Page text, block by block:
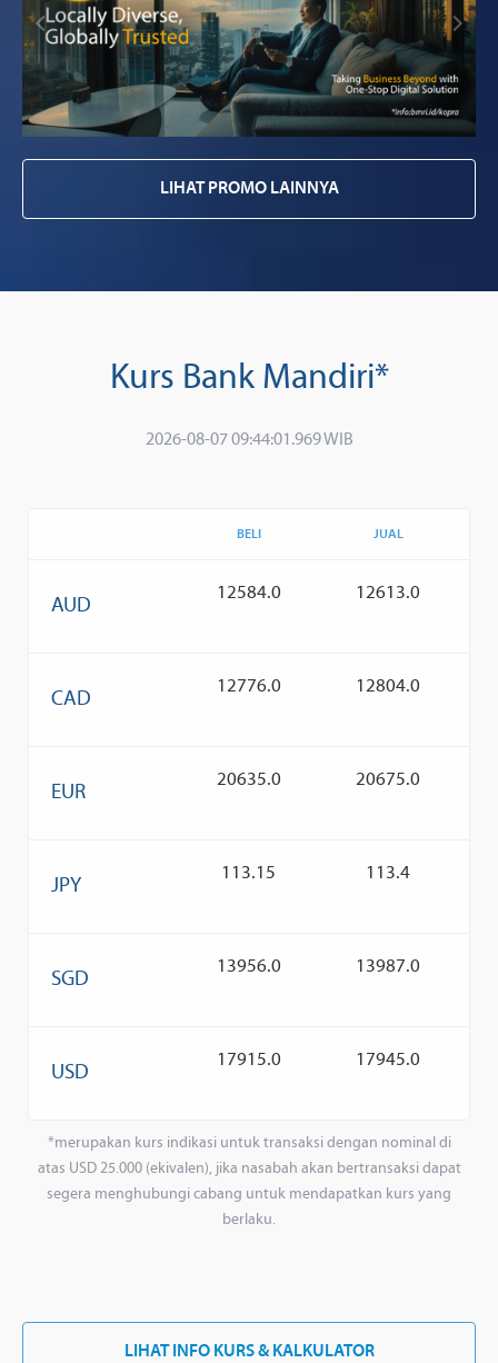
LIHAT PROMO LAINNYA
Kurs Bank Mandiri*
2026-08-07 09:44:01.969 WIB
BELI JUAL
AUD
12584.0 12613.0
CAD
12776.0 12804.0
EUR
20635.0 20675.0
JPY
113.15 113.4
SGD
13956.0 13987.0
USD
17915.0 17945.0
*merupakan kurs indikasi untuk transaksi dengan nominal di
atas USD 25.000 (ekivalen), jika nasabah akan bertransaksi dapat
segera menghubungi cabang untuk mendapatkan kurs yang
berlaku.
LIHAT INFO KURS & KALKULATOR